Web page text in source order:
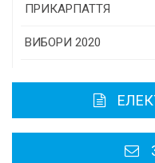
ПРИКАРПАТТЯ
Історична довідка
Районні, міські ради
ВИБОРИ 2020